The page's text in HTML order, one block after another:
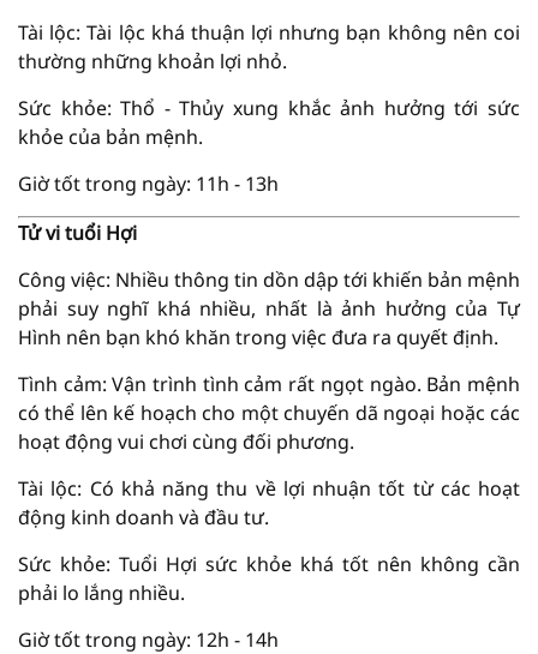
Tài lộc: Tài lộc khá thuận lợi nhưng bạn không nên coi
thường những khoản lợi nhỏ.
Sức khỏe: Thổ - Thủy xung khắc ảnh hưởng tới sức
khỏe của bản mệnh.
Giờ tốt trong ngày: 11h - 13h
Tử vi tuổi Hợi
Công việc: Nhiều thông tin dồn dập tới khiến bản mệnh
phải suy nghĩ khá nhiều, nhất là ảnh hưởng của Tự
Hình nên bạn khó khăn trong việc đưa ra quyết định.
Tình cảm: Vận trình tình cảm rất ngọt ngào. Bản mệnh
có thể lên kế hoạch cho một chuyến dã ngoại hoặc các
hoạt động vui chơi cùng đối phương.
Tài lộc: Có khả năng thu về lợi nhuận tốt từ các hoạt
động kinh doanh và đầu tư.
Sức khỏe: Tuổi Hợi sức khỏe khá tốt nên không cần
phải lo lắng nhiều.
Giờ tốt trong ngày: 12h - 14h